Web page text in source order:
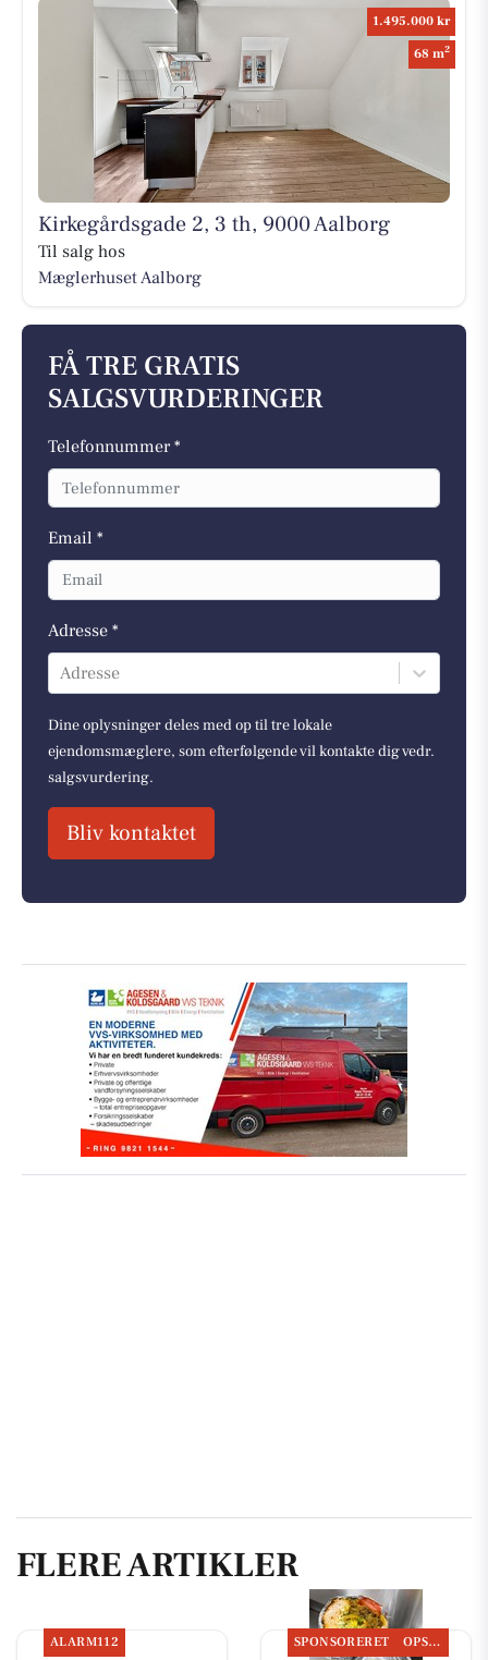
1.495.000 kr
68 m2
Kirkegårdsgade 2, 3 th, 9000 Aalborg
Til salg hos
Mæglerhuset Aalborg
FÅ TRE GRATIS
SALGSVURDERINGER
Telefonnummer *
Email *
Adresse *
Adresse
Dine oplysninger deles med op til tre lokale
ejendomsmæglere, som efterfølgende vil kontakte dig vedr.
salgsvurdering.
Bliv kontaktet
FLERE ARTIKLER
ALARM112 SPONSORERET OPSLAGSTAVLEN